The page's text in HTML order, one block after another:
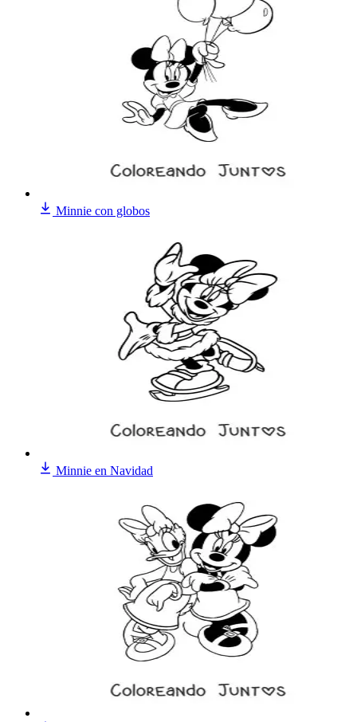
Minnie con globos
Minnie en Navidad